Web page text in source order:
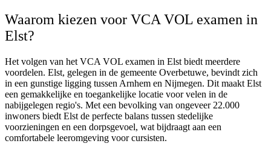
Waarom kiezen voor VCA VOL examen in
Elst?
Het volgen van het VCA VOL examen in Elst biedt meerdere
voordelen. Elst, gelegen in de gemeente Overbetuwe, bevindt zich
in een gunstige ligging tussen Arnhem en Nijmegen. Dit maakt Elst
een gemakkelijke en toegankelijke locatie voor velen in de
nabijgelegen regio's. Met een bevolking van ongeveer 22.000
inwoners biedt Elst de perfecte balans tussen stedelijke
voorzieningen en een dorpsgevoel, wat bijdraagt aan een
comfortabele leeromgeving voor cursisten.